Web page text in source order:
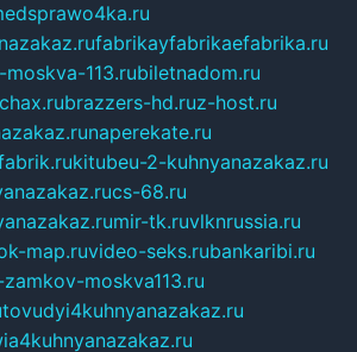
fabrikayfabrikaefabrika.ru
113.rubiletnadom.ru
brazzers-hd.ruz-host.ru
naperekate.ru
kitubeu-2-kuhnyanazakaz.ru
cs-68.ru
mir-tk.ruvlknrussia.ru
map.ruvideo-seks.rubankaribi.ru
moskva113.ru
tovudyi4kuhnyanazakaz.ru